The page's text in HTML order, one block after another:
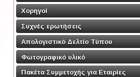
Χορηγοί
Συχνές ερωτήσεις
Απολογιστικό Δελτίο Τύπου
Φωτογραφικό υλικό
Πακέτα Συμμετοχής για Εταιρίες